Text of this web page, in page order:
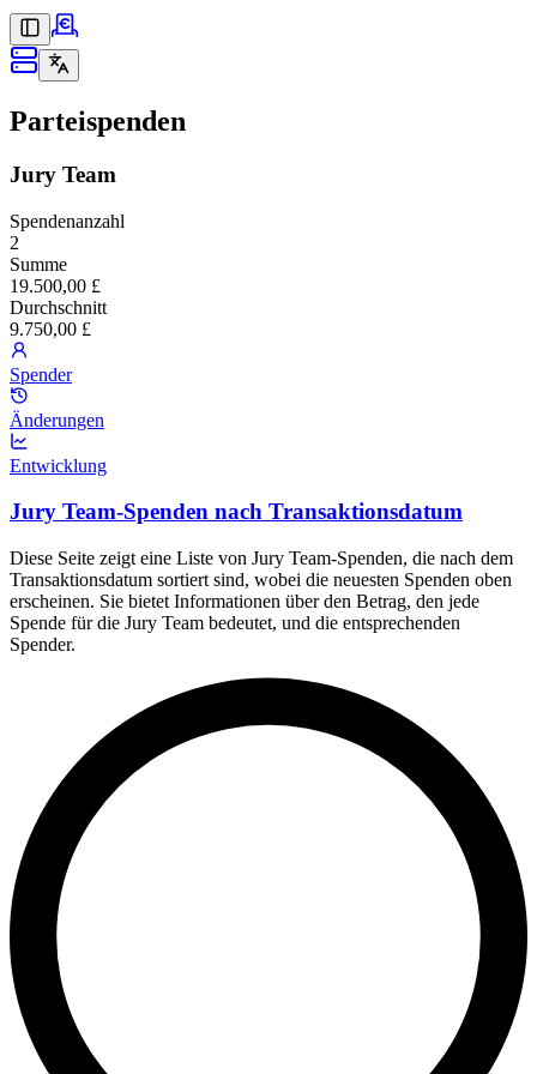
Parteispenden
Jury Team
Spendenanzahl
2
Summe
19.500,00 £
Durchschnitt
9.750,00 £
Spender
Änderungen
Entwicklung
Jury Team-Spenden nach Transaktionsdatum
Diese Seite zeigt eine Liste von Jury Team-Spenden, die nach dem
Transaktionsdatum sortiert sind, wobei die neuesten Spenden oben
erscheinen. Sie bietet Informationen über den Betrag, den jede
Spende für die Jury Team bedeutet, und die entsprechenden
Spender.